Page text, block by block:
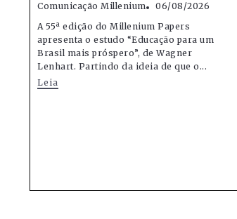
Comunicação Millenium
06/08/2026
A 55ª edição do Millenium Papers
apresenta o estudo “Educação para um
Brasil mais próspero”, de Wagner
Lenhart. Partindo da ideia de que o...
Leia